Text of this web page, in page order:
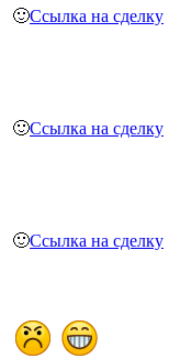
🙂Ссылка на сделку
🙂Ссылка на сделку
🙂Ссылка на сделку